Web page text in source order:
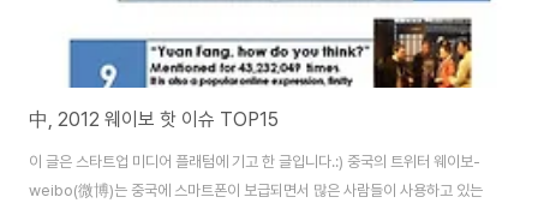
中, 2012 웨이보 핫 이슈 TOP15
이 글은 스타트업 미디어 플래텀에 기고 한 글입니다.:) 중국의 트위터 웨이보-
weibo(微博)는 중국에 스마트폰이 보급되면서 많은 사람들이 사용하고 있는